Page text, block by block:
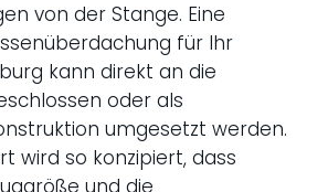
von der Stange. Eine
für Ihr
kann direkt an die
oder als
umgesetzt werden.
wird so konzipiert, dass
und die